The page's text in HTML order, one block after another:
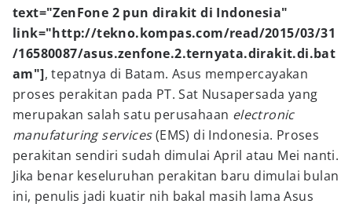
text="ZenFone 2 pun dirakit di Indonesia"
link="http://tekno.kompas.com/read/2015/03/31
/16580087/asus.zenfone.2.ternyata.dirakit.di.bat
am"], tepatnya di Batam. Asus mempercayakan
proses perakitan pada PT. Sat Nusapersada yang
merupakan salah satu perusahaan electronic
manufaturing services(EMS) di Indonesia. Proses
perakitan sendiri sudah dimulai April atau Mei nanti.
Jika benar keseluruhan perakitan baru dimulai bulan
ini, penulis jadi kuatir nih bakal masih lama Asus